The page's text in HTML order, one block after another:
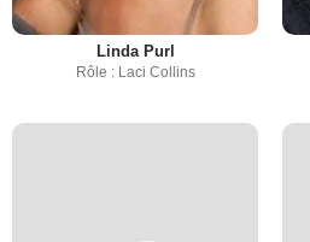
Linda Purl
Rôle : Laci Collins